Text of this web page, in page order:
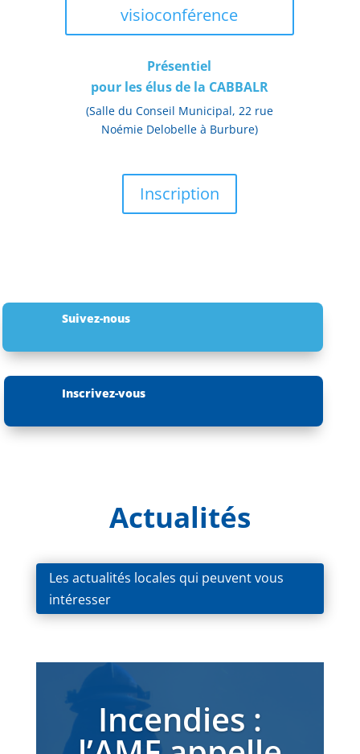
visioconférence
Présentiel
pour les élus de la CABBALR
(Salle du Conseil Municipal, 22 rue
Noémie Delobelle à Burbure)
Inscription
Suivez-nous
Inscrivez-vous
Actualités
Les actualités locales qui peuvent vous
intéresser
Incendies :